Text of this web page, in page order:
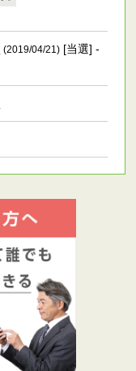
(2019/04/21) [当選] -